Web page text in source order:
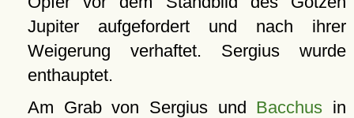
Jupiter aufgefordert und nach ihrer
Weigerung verhaftet. Sergius wurde
enthauptet.
Am Grab von Sergius und Bacchus in